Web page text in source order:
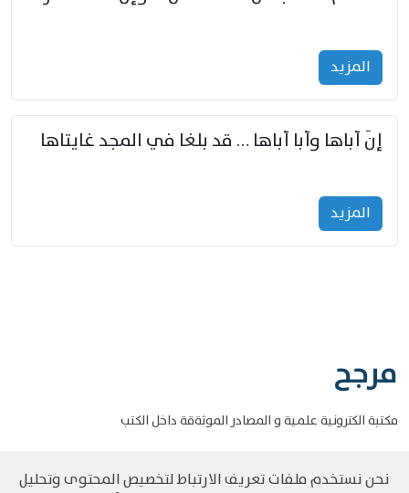
المزید
إنّ أباها وأبا أباها … قد بلغا في المجد غايتاها
المزید
مرجح
مكتبة الكترونية علمية و المصادر الموثةقة داخل الكتب
نحن نستخدم ملفات تعريف الارتباط لتخصيص المحتوى وتحليل